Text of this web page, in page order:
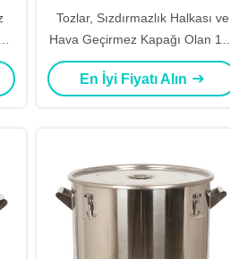
Tozlar, Sızdırmazlık Halkası ve
Hava Geçirmez Kapağı Olan 12L
Paslanmaz Çelik Yuvarlak
Tamburda Güvenle Saklanır
En İyi Fiyatı Alın